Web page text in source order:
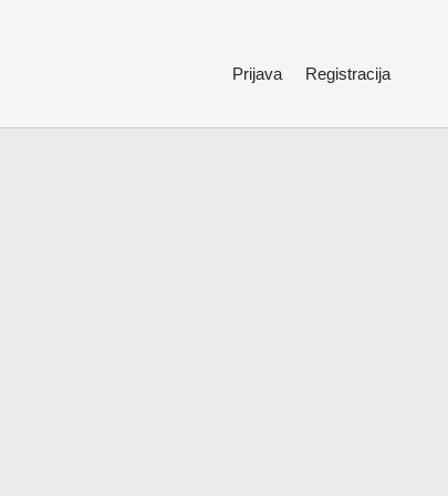
Prijava Registracija